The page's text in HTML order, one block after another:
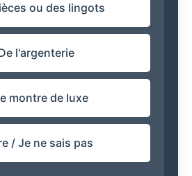
ou des lingots
l'argenterie
montre de luxe
/ Je ne sais pas